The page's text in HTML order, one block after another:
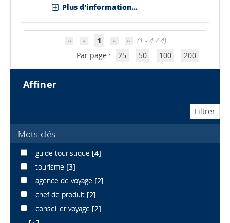
Plus d'information...
1
(1 - 4 / 4)
Par page :
25 50 100 200
affiner
Mots-clés
guide touristique [4]
tourisme [3]
agence de voyage [2]
chef de produit [2]
conseiller voyage [2]